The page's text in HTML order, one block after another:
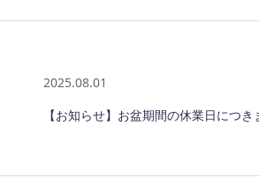
2025.08.01
【お知らせ】お盆期間の休業日につき